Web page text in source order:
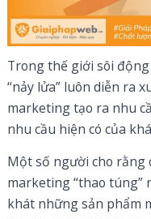
Trong thế giới sôi
“nảy lửa” luôn diễn ra
marketing tạo ra nhu
nhu cầu hiện có của
Một số người cho rằng
marketing “thao túng”
khát những sản phẩm